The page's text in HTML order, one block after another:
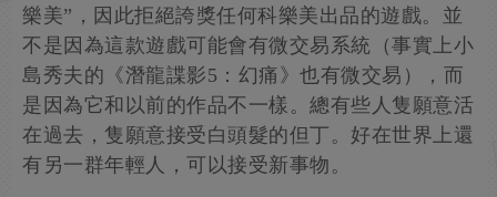
樂美”，因此拒絕誇獎任何科樂美出品的遊戲。並
不是因為這款遊戲可能會有微交易系統（事實上小
島秀夫的《潛龍諜影5：幻痛》也有微交易），而
是因為它和以前的作品不一樣。總有些人隻願意活
在過去，隻願意接受白頭髮的但丁。好在世界上還
有另一群年輕人，可以接受新事物。